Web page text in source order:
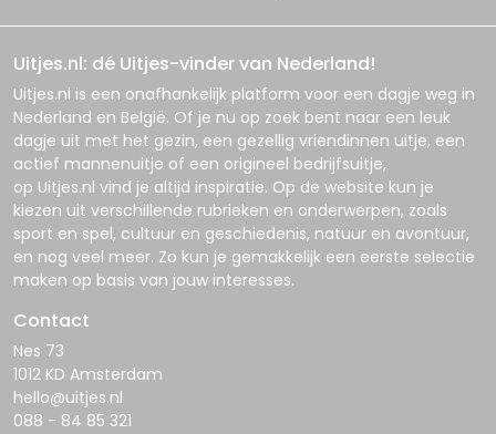
Uitjes.nl: dé Uitjes-vinder van Nederland!
Uitjes.nl is een onafhankelijk platform voor een dagje weg in
Nederland en België. Of je nu op zoek bent naar een leuk
dagje uit met het gezin, een gezellig vriendinnen uitje, een
actief mannenuitje of een origineel bedrijfsuitje,
op Uitjes.nl vind je altijd inspiratie. Op de website kun je
kiezen uit verschillende rubrieken en onderwerpen, zoals
sport en spel, cultuur en geschiedenis, natuur en avontuur,
en nog veel meer. Zo kun je gemakkelijk een eerste selectie
maken op basis van jouw interesses.
Contact
Nes 73
1012 KD Amsterdam
hello@uitjes.nl
088 - 84 85 321